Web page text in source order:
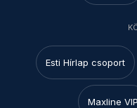
Esti Hírlap csoport
Maxline VIP